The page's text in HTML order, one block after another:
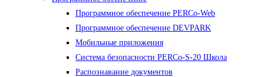
Программное обеспечение PERCo-Web
Программное обеспечение DEVPARK
Мобильные приложения
Система безопасности PERCo-S-20 Школа
Распознавание документов